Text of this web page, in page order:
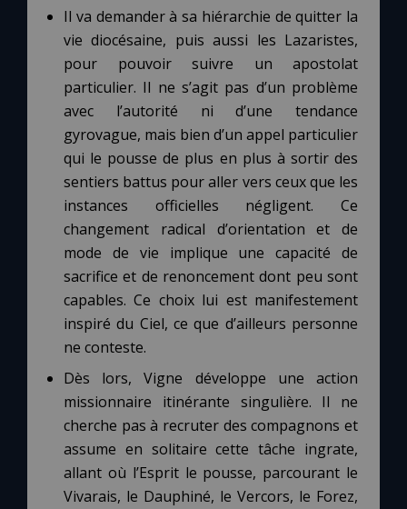
Il va demander à sa hiérarchie de quitter la
vie diocésaine, puis aussi les Lazaristes,
pour pouvoir suivre un apostolat
particulier. Il ne s’agit pas d’un problème
avec l’autorité ni d’une tendance
gyrovague, mais bien d’un appel particulier
qui le pousse de plus en plus à sortir des
sentiers battus pour aller vers ceux que les
instances officielles négligent. Ce
changement radical d’orientation et de
mode de vie implique une capacité de
sacrifice et de renoncement dont peu sont
capables. Ce choix lui est manifestement
inspiré du Ciel, ce que d’ailleurs personne
ne conteste.
Dès lors, Vigne développe une action
missionnaire itinérante singulière. Il ne
cherche pas à recruter des compagnons et
assume en solitaire cette tâche ingrate,
allant où l’Esprit le pousse, parcourant le
Vivarais, le Dauphiné, le Vercors, le Forez,